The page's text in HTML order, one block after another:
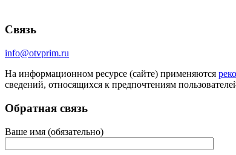
Связь
info@otvprim.ru
На информационном ресурсе (сайте) применяются
сведений, относящихся к предпочтениям
Обратная связь
Ваше имя (обязательно)